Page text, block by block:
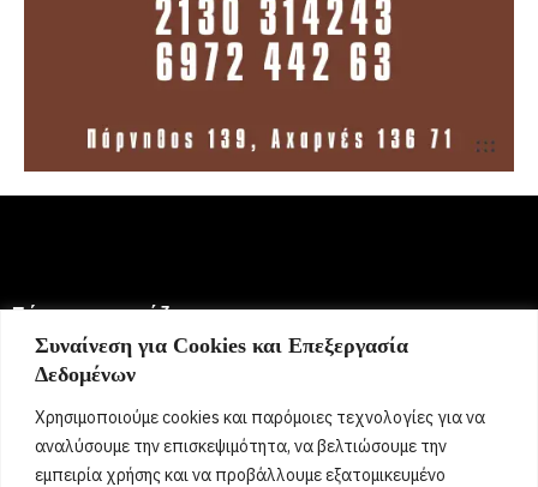
Συναίνεση για Cookies και Επεξεργασία
Δεδομένων
Χρησιμοποιούμε cookies και παρόμοιες τεχνολογίες για να
αναλύσουμε την επισκεψιμότητα, να βελτιώσουμε την
εμπειρία χρήσης και να προβάλλουμε εξατομικευμένο
Σήμερα γιορτάζει:
6 Αυγούστου 2026
Ευμορφία, Έμμυ, Μορφούλα, Μόρφω, Σωτήριος, Σωτήρης,
Σώτος, Σωτηράκης, Σωτηρία, Σωτήρω[...]